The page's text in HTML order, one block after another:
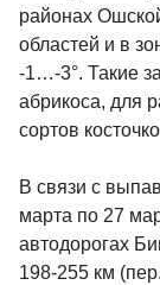
районах
областей и в
-1…-3°. Такие
абрикоса, для
сортов
В связи с
марта по 27
автодорогах
198-255 км